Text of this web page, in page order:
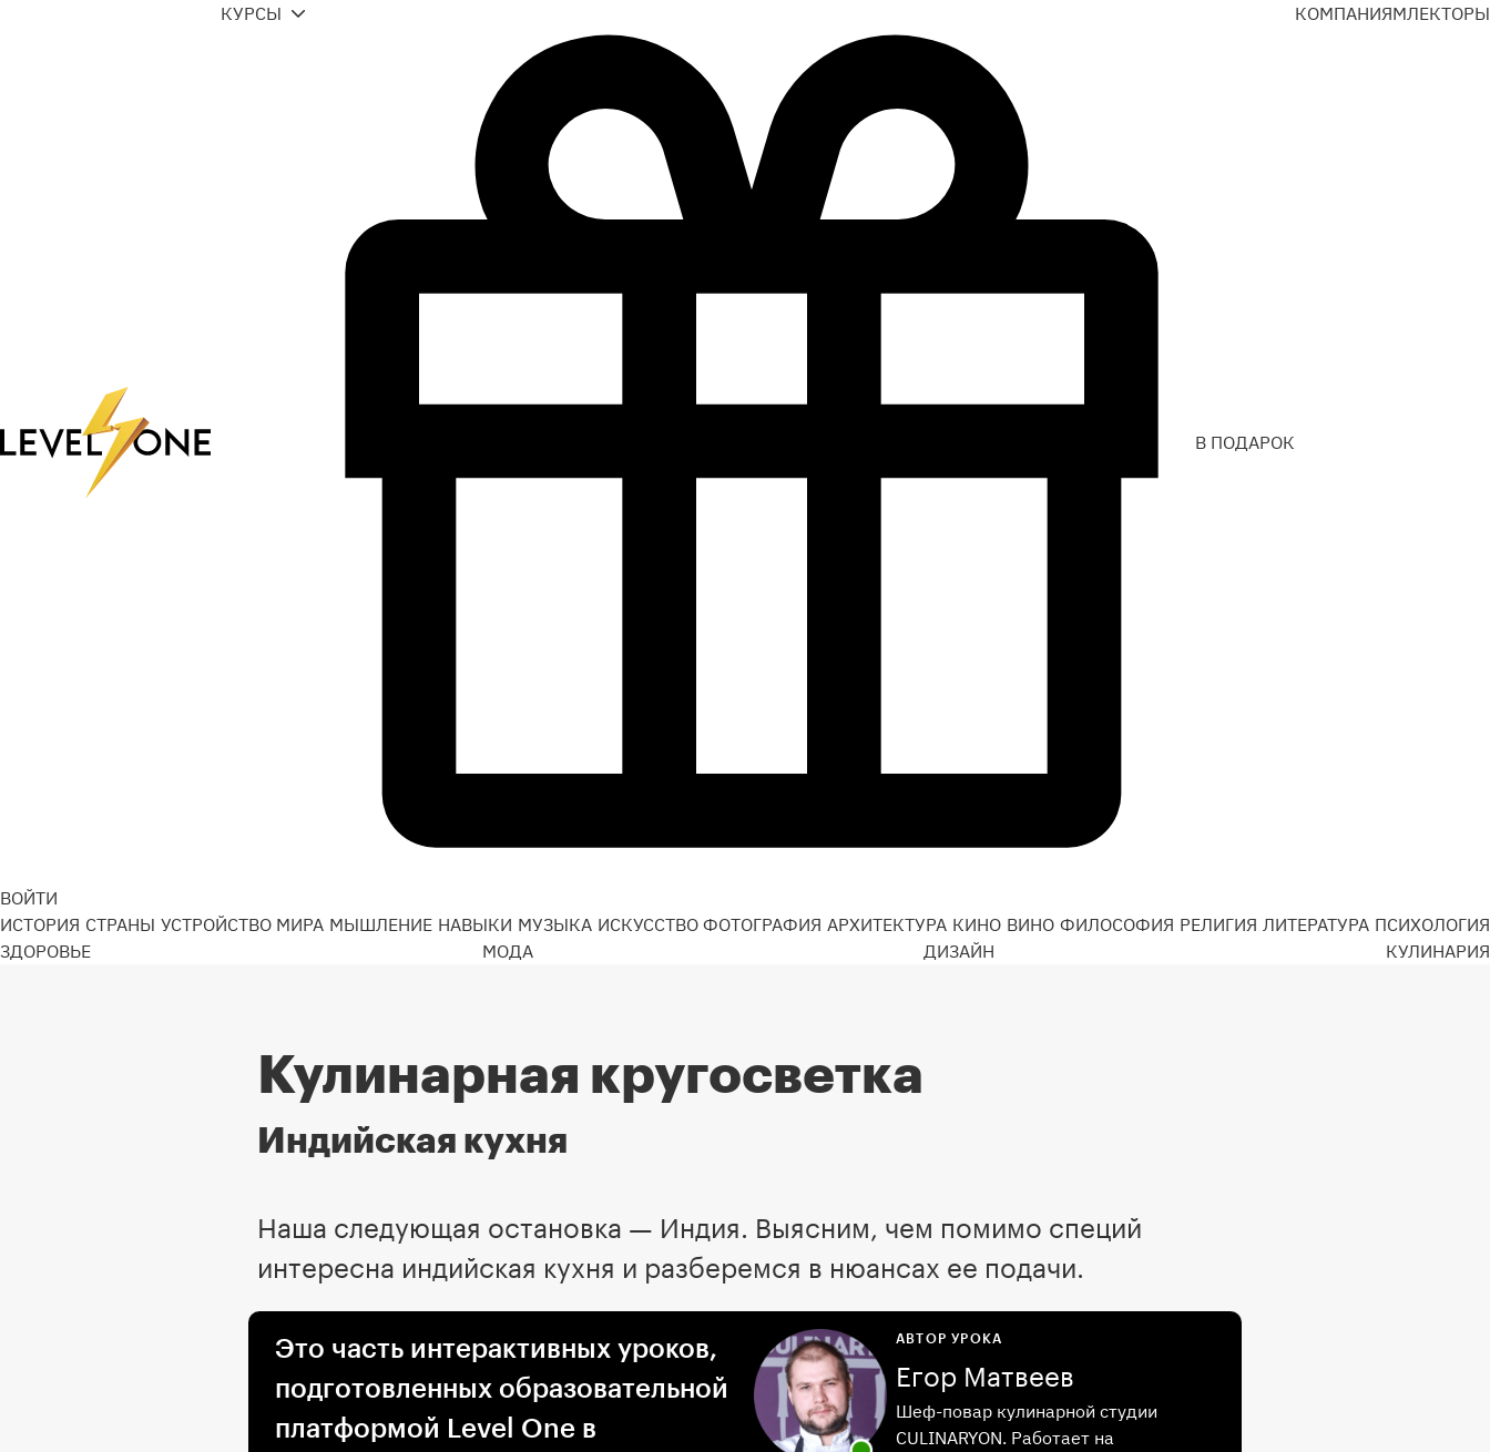
ВОЙТИ
КУРСЫ
В ПОДАРОК
КОМПАНИЯМЛЕКТОРЫ
ИСТОРИЯ СТРАНЫ УСТРОЙСТВО МИРА МЫШЛЕНИЕ НАВЫКИ МУЗЫКА ИСКУССТВО ФОТОГРАФИЯ АРХИТЕКТУРА КИНО ВИНО ФИЛОСОФИЯ РЕЛИГИЯ ЛИТЕРАТУРА ПСИХОЛОГИЯ
ЗДОРОВЬЕ
МОДА ДИЗАЙН КУЛИНАРИЯ
Кулинарная кругосветка
Индийская кухня
Наша следующая остановка — Индия. Выясним, чем помимо специй
интересна индийская кухня и разберемся в нюансах ее подачи.
Это часть интерактивных уроков,
подготовленных образовательной
платформой Level One в
АВТОР УРОКА
Егор Матвеев
Шеф-повар кулинарной студии
CULINARYON. Работает на